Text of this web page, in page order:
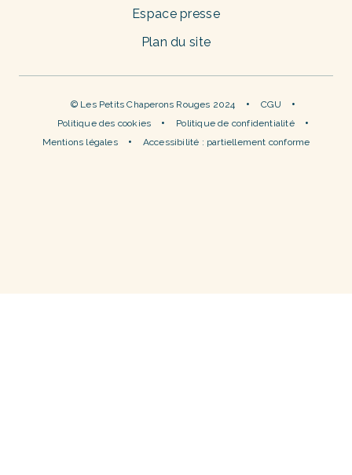
Espace presse
Plan du site
© Les Petits Chaperons Rouges 2024
CGU
Politique des cookies
Politique de confidentialité
Mentions légales
Accessibilité : partiellement conforme